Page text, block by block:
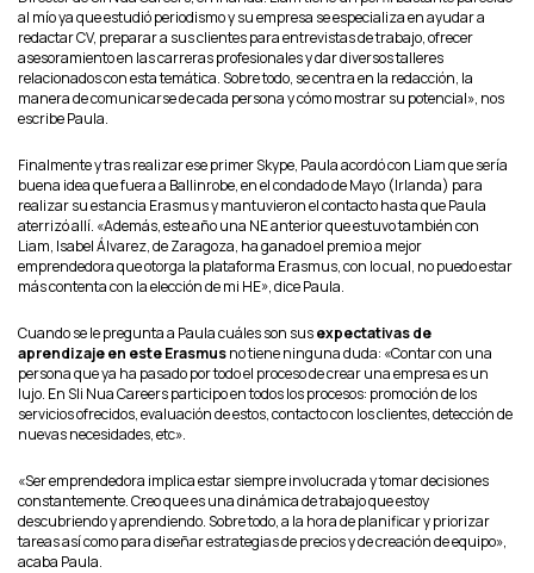
al mío ya que estudió periodismo y su empresa se especializa en ayudar a
redactar CV, preparar a sus clientes para entrevistas de trabajo, ofrecer
asesoramiento en las carreras profesionales y dar diversos talleres
relacionados con esta temática. Sobre todo, se centra en la redacción, la
manera de comunicarse de cada persona y cómo mostrar su potencial», nos
escribe Paula.
Finalmente y tras realizar ese primer Skype, Paula acordó con Liam que sería
buena idea que fuera a Ballinrobe, en el condado de Mayo (Irlanda) para
realizar su estancia Erasmus y mantuvieron el contacto hasta que Paula
aterrizó allí. «Además, este año una NE anterior que estuvo también con
Liam, Isabel Álvarez, de Zaragoza, ha ganado el premio a mejor
emprendedora que otorga la plataforma Erasmus, con lo cual, no puedo estar
más contenta con la elección de mi HE», dice Paula.
Cuando se le pregunta a Paula cuáles son susexpectativas de
aprendizaje en este Erasmusno tiene ninguna duda: «Contar con una
persona que ya ha pasado por todo el proceso de crear una empresa es un
lujo. En Sli Nua Careers participo en todos los procesos: promoción de los
servicios ofrecidos, evaluación de estos, contacto con los clientes, detección de
nuevas necesidades, etc».
«Ser emprendedora implica estar siempre involucrada y tomar decisiones
constantemente. Creo que es una dinámica de trabajo que estoy
descubriendo y aprendiendo. Sobre todo, a la hora de planificar y priorizar
tareas así como para diseñar estrategias de precios y de creación de equipo»,
acaba Paula.